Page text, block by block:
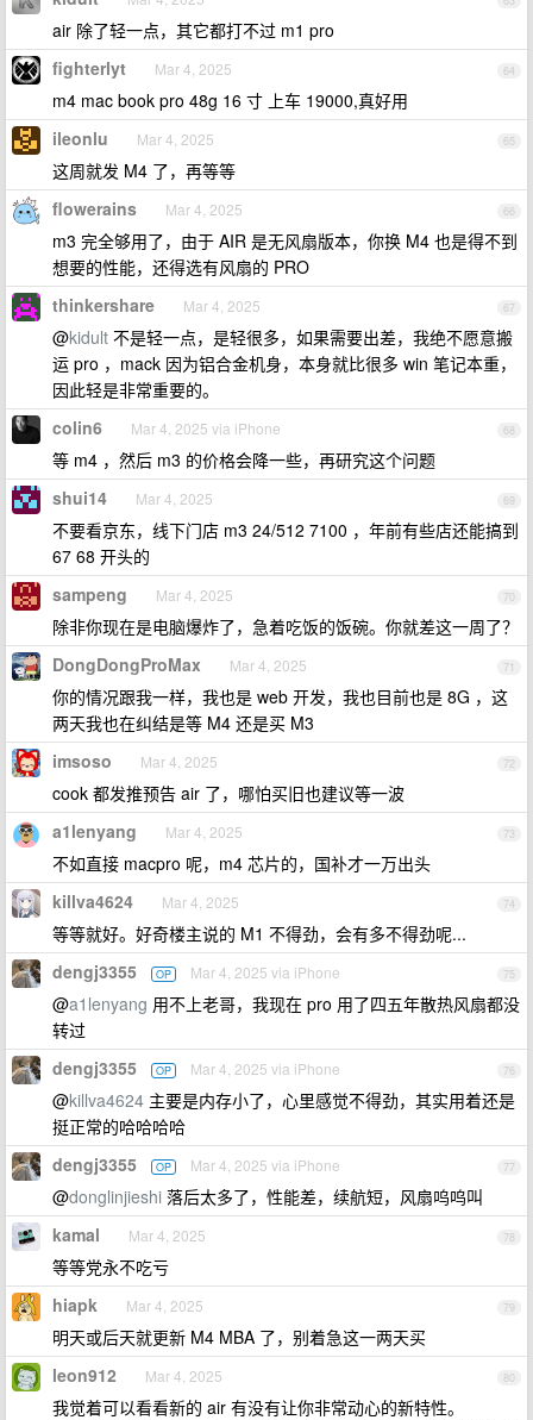
air 除了轻一点，其它都打不过 m1 pro
64
fighterlyt Mar 4, 2025
m4 mac book pro 48g 16 寸 上车 19000,真好用
65
ileonlu Mar 4, 2025
这周就发 M4 了，再等等
66
flowerains Mar 4, 2025
m3 完全够用了，由于 AIR 是无风扇版本，你换 M4 也是得不到
想要的性能，还得选有风扇的 PRO
67
thinkershare Mar 4, 2025
@kidult 不是轻一点，是轻很多，如果需要出差，我绝不愿意搬
运 pro ，mack 因为铝合金机身，本身就比很多 win 笔记本重，
因此轻是非常重要的。
68
colin6 Mar 4, 2025 via iPhone
等 m4 ，然后 m3 的价格会降一些，再研究这个问题
69
shui14 Mar 4, 2025
不要看京东，线下门店 m3 24/512 7100 ，年前有些店还能搞到
67 68 开头的
70
sampeng Mar 4, 2025
除非你现在是电脑爆炸了，急着吃饭的饭碗。你就差这一周了？
71
DongDongProMax Mar 4, 2025
你的情况跟我一样，我也是 web 开发，我也目前也是 8G ，这
两天我也在纠结是等 M4 还是买 M3
72
imsoso Mar 4, 2025
cook 都发推预告 air 了，哪怕买旧也建议等一波
73
a1lenyang Mar 4, 2025
不如直接 macpro 呢，m4 芯片的，国补才一万出头
74
killva4624 Mar 4, 2025
等等就好。好奇楼主说的 M1 不得劲，会有多不得劲呢...
75
dengj3355 OP Mar 4, 2025 via iPhone
@a1lenyang 用不上老哥，我现在 pro 用了四五年散热风扇都没
转过
76
dengj3355 OP Mar 4, 2025 via iPhone
@killva4624 主要是内存小了，心里感觉不得劲，其实用着还是
挺正常的哈哈哈哈
77
dengj3355 OP Mar 4, 2025 via iPhone
@donglinjieshi 落后太多了，性能差，续航短，风扇呜呜叫
78
kamal Mar 4, 2025
等等党永不吃亏
79
hiapk Mar 4, 2025
明天或后天就更新 M4 MBA 了，别着急这一两天买
80
leon912 Mar 4, 2025
我觉着可以看看新的 air 有没有让你非常动心的新特性。